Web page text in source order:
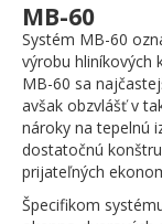
MB-60
Systém MB-60
výrobu hliníkových
MB-60 sa
avšak obzvlášť v
nároky na tepelnú
dostatočnú
prijateľných
Špecifikom